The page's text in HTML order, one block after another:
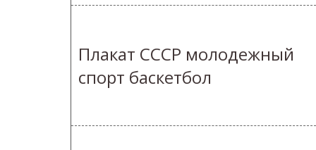
Плакат СССР молодежный
спорт баскетбол